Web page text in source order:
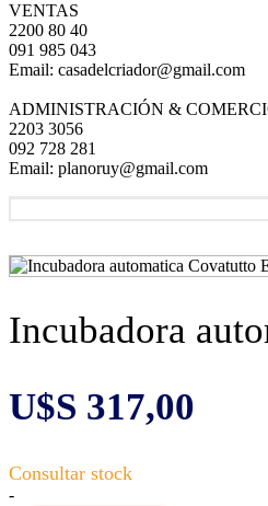
VENTAS
2200 80 40
091 985 043
Email: casadelcriador@gmail.com
ADMINISTRACIÓN &
2203 3056
092 728 281
Email: planoruy@gmail.com
Incubadora
U$S 317,00
Incubadora
-